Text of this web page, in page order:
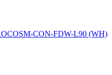
CON-FDW-L90 (WH)